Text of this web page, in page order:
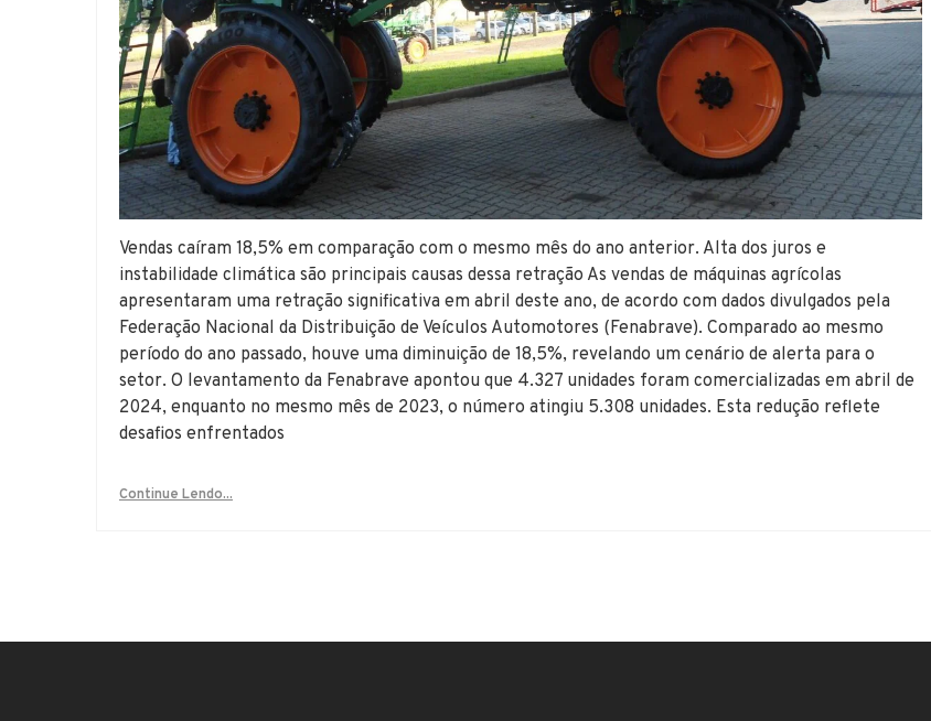
Vendas caíram 18,5% em comparação com o mesmo mês do ano anterior. Alta dos juros e
instabilidade climática são principais causas dessa retração As vendas de máquinas agrícolas
apresentaram uma retração significativa em abril deste ano, de acordo com dados divulgados pela
Federação Nacional da Distribuição de Veículos Automotores (Fenabrave). Comparado ao mesmo
período do ano passado, houve uma diminuição de 18,5%, revelando um cenário de alerta para o
setor. O levantamento da Fenabrave apontou que 4.327 unidades foram comercializadas em abril de
2024, enquanto no mesmo mês de 2023, o número atingiu 5.308 unidades. Esta redução reflete
desafios enfrentados
Continue Lendo...